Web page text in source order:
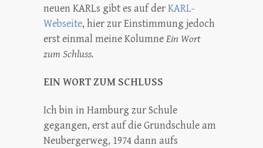
neuen KARLs gibt es auf derKARL-
Webseite, hier zur Einstimmung jedoch
erst einmal meine KolumneEin Wort
zum Schluss.
EIN WORT ZUM SCHLUSS
Ich bin in Hamburg zur Schule
gegangen, erst auf die Grundschule am
Neubergerweg, 1974 dann aufs